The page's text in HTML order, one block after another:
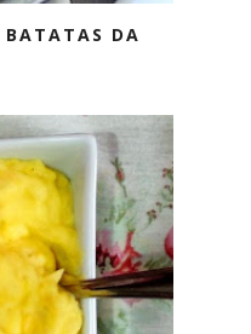
BATATAS DA